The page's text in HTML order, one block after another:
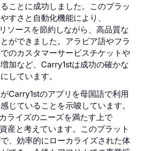
ことに成功しました。このプラッ
すさと自動化機能により、
ソースを節約しながら、高品質な
ができました。アラビア語やフラ
のカスタマーサービスチケットや
加など、Carry1stは成功の確かな
しています。
Carry1stのアプリを母国語で利用
じていることを示唆しています。
ライズのニーズを満たす上で
産と考えています。このプラット
、効率的にローカライズされた体